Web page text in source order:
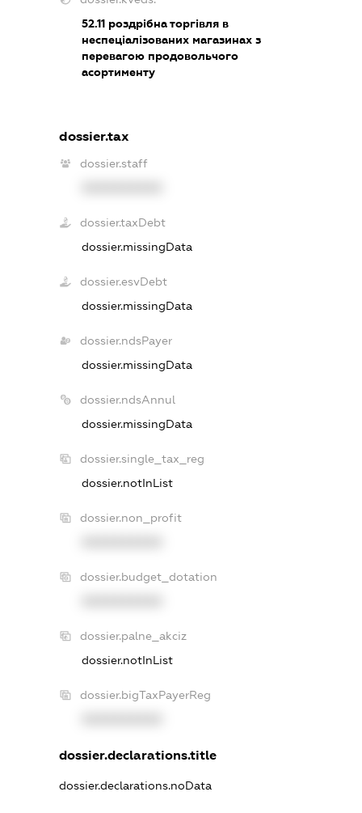
52.11роздрібна торгівля в
неспеціалізованих магазинах з
перевагою продовольчого
асортименту
dossier.tax
dossier.staff
dossier.taxDebt
dossier.missingData
dossier.esvDebt
dossier.missingData
dossier.ndsPayer
dossier.missingData
dossier.ndsAnnul
dossier.missingData
dossier.single_tax_reg
dossier.notInList
dossier.non_profit
dossier.budget_dotation
dossier.palne_akciz
dossier.notInList
dossier.bigTaxPayerReg
dossier.declarations.title
dossier.declarations.noData